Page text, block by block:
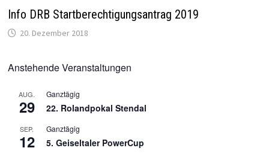
Info DRB Startberechtigungsantrag 2019
20. Dezember 2018
Anstehende Veranstaltungen
AUG.
29
Ganztägig
22. Rolandpokal Stendal
SEP.
12
Ganztägig
5. Geiseltaler PowerCup